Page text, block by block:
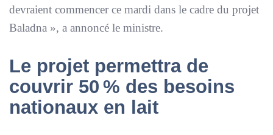
devraient commencer ce mardi dans le cadre du projet
Baladna », a annoncé le ministre.
Le projet permettra de
couvrir 50 % des besoins
nationaux en lait